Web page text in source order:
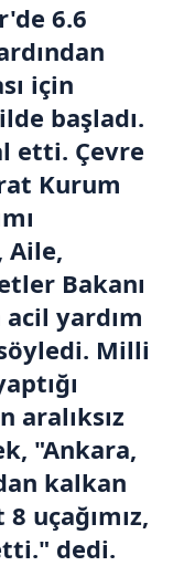
6.6
için
başladı.
etti. Çevre
Kurum
Aile,
Bakanı
yardım
Milli
aralıksız
"Ankara,
kalkan
uçağımız,
dedi.